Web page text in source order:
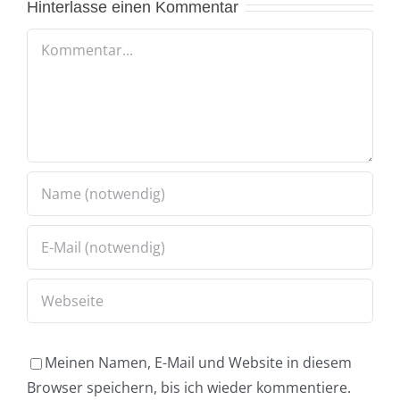
Hinterlasse einen Kommentar
Kommentar
Meinen Namen, E-Mail und Website in diesem
Browser speichern, bis ich wieder kommentiere.